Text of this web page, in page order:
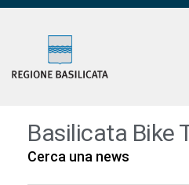
Basilicata Bike
Cerca una news